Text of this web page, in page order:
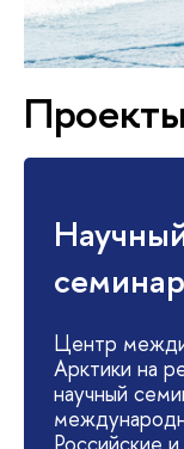
семинар
Центр
Арктики на
научный